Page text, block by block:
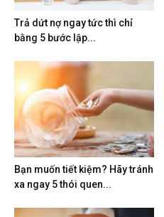
Trả dứt nợ ngay tức thì chỉ
bằng 5 bước lập...
Bạn muốn tiết kiệm? Hãy tránh
xa ngay 5 thói quen...